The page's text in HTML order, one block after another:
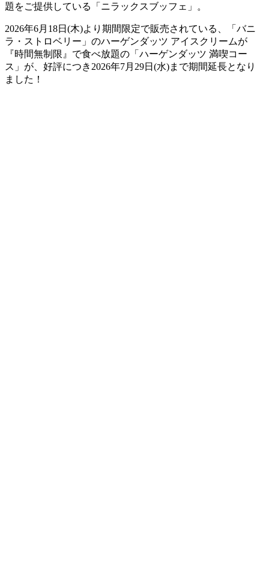
題をご提供している「ニラックスブッフェ」。
2026年6月18日(木)より期間限定で販売されている、「バニ
ラ・ストロベリー」のハーゲンダッツ アイスクリームが
『時間無制限』で食べ放題の「ハーゲンダッツ 満喫コー
ス」が、好評につき2026年7月29日(水)まで期間延長となり
ました！